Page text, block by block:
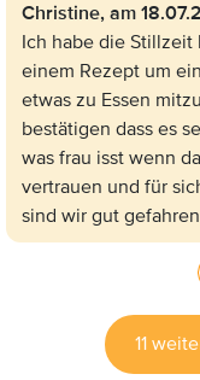
Christine, am
Ich habe die Stillzeit
einem Rezept um
etwas zu Essen
bestätigen dass es
was frau isst wenn
vertrauen und für
sind wir gut
11